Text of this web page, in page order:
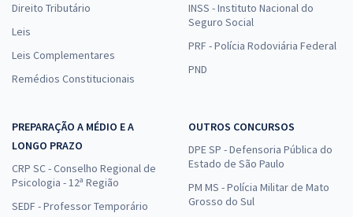
Economize R$ 93,96 (-20%)
Direito Tributário
Leis
Leis Complementares
Remédios Constitucionais
INSS - Instituto Nacional do
Seguro Social
PRF - Polícia Rodoviária Federal
PND
PREPARAÇÃO A MÉDIO E A
LONGO PRAZO
CRP SC - Conselho Regional de
Psicologia - 12ª Região
SEDF - Professor Temporário
OUTROS CONCURSOS
DPE SP - Defensoria Pública do
Estado de São Paulo
PM MS - Polícia Militar de Mato
Grosso do Sul